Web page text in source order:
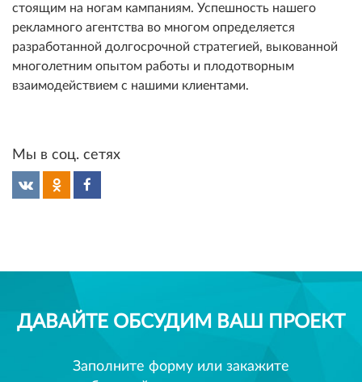
стоящим на ногам кампаниям. Успешность нашего
рекламного агентства во многом определяется
разработанной долгосрочной стратегией, выкованной
многолетним опытом работы и плодотворным
взаимодействием с нашими клиентами.
Мы в соц. сетях
ДАВАЙТЕ ОБСУДИМ ВАШ ПРОЕКТ
Заполните форму или закажите